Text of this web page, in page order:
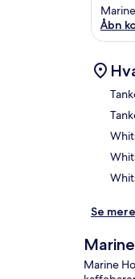
Åbn
Se mere
Marine